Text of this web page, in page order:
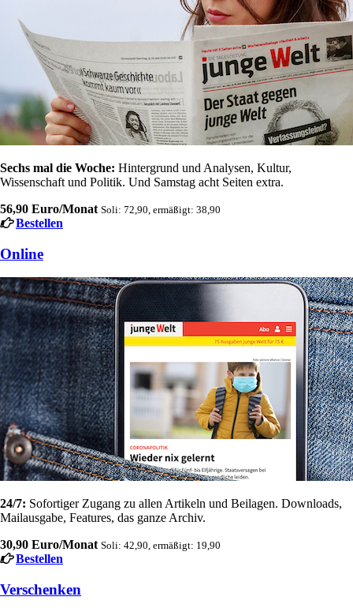
Sechs mal die Woche: Hintergrund und Analysen, Kultur,
Wissenschaft und Politik. Und Samstag acht Seiten extra.
56,90 Euro/Monat Soli: 72,90, ermäßigt: 38,90
Bestellen
Online
24/7: Sofortiger Zugang zu allen Artikeln und Beilagen. Downloads,
Mailausgabe, Features, das ganze Archiv.
30,90 Euro/Monat Soli: 42,90, ermäßigt: 19,90
Bestellen
Verschenken